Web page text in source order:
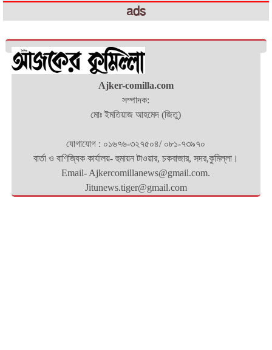
ads
Ajker-comilla.com
সম্পাদক:
মোঃ ইমতিয়াজ আহমেদ (জিতু)
যোগাযোগ : ০১৬৭৬-৩২৭৫০৪/ ০৮১-৭৩৯৭০
বার্তা ও বাণিজ্যিক কার্যালয়- হুমায়ন টাওয়ার, চকবাজার, সদর,কুমিল্লা।
Email- Ajkercomillanews@gmail.com.
Jitunews.tiger@gmail.com